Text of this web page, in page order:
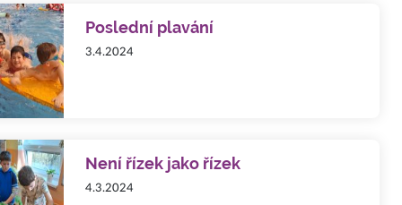
Poslední plavání
3.4.2024
Není řízek jako řízek
4.3.2024